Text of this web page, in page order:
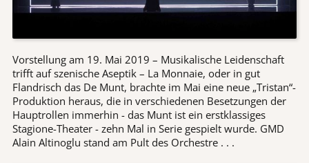
Vorstellung am 19. Mai 2019 – Musikalische Leidenschaft
trifft auf szenische Aseptik – La Monnaie, oder in gut
Flandrisch das De Munt, brachte im Mai eine neue „Tristan“-
Produktion heraus, die in verschiedenen Besetzungen der
Hauptrollen immerhin - das Munt ist ein erstklassiges
Stagione-Theater - zehn Mal in Serie gespielt wurde. GMD
Alain Altinoglu stand am Pult des Orchestre . . .